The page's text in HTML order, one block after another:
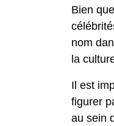
Bien
nom
la
Il est
figurer
au sein